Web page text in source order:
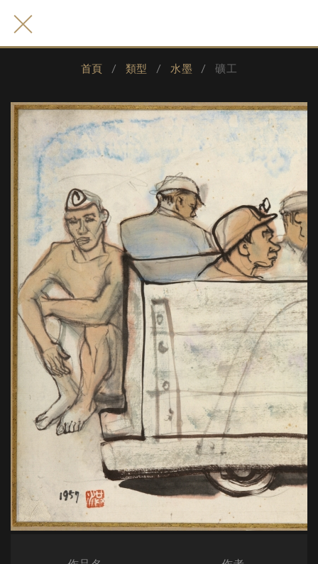
首頁 類型 水墨 礦工